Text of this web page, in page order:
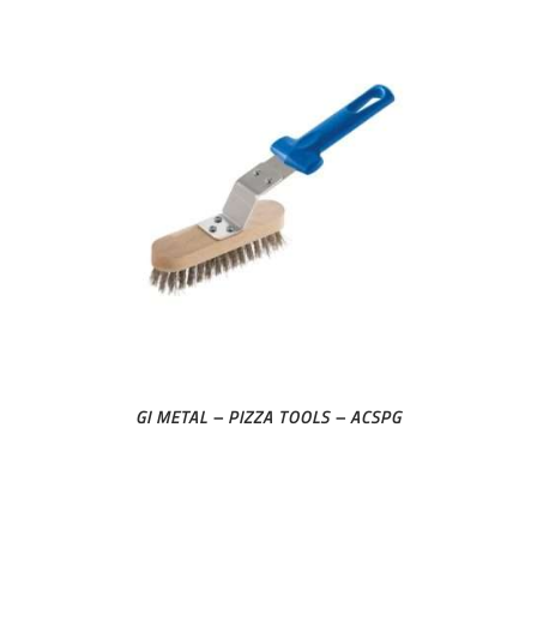
GI METAL – PIZZA TOOLS – ACSPG